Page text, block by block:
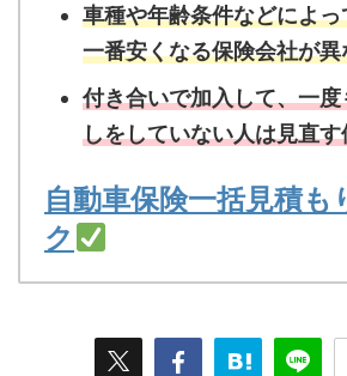
車種や年齢条件などによ
一番安くなる保険会社が
付き合いで加入して、一
しをしていない人は見直
自動車保険一括見積も
ク